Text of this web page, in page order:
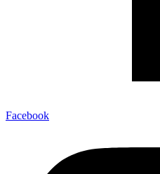
Facebook